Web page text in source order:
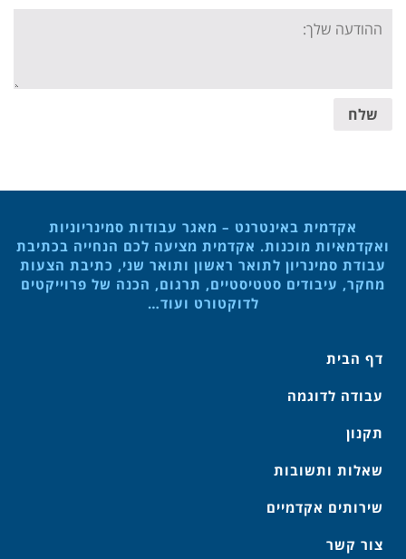
Your
message:
שלח
אקדמית באינטרנט – מאגר עבודות סמינריוניות
ואקדמאיות מוכנות. אקדמית מציעה לכם הנחייה בכתיבת
עבודת סמינריון לתואר ראשון ותואר שני, כתיבת הצעות
מחקר, עיבודים סטטיסטיים, תרגום, הכנה של פרוייקטים
לדוקטורט ועוד…
דף הבית
עבודה לדוגמה
תקנון
שאלות ותשובות
שירותים אקדמיים
צור קשר